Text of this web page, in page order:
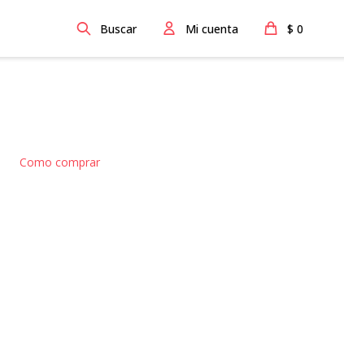
$ 0
Como comprar